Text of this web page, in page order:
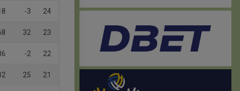
-3 24
32 23
-2 22
25 21